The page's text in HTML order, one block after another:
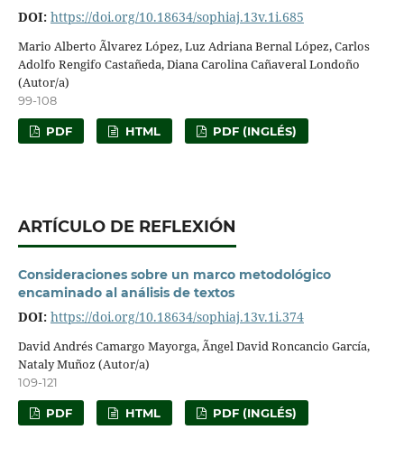
DOI: https://doi.org/10.18634/sophiaj.13v.1i.685
Mario Alberto Ãlvarez López, Luz Adriana Bernal López, Carlos
Adolfo Rengifo Castañeda, Diana Carolina Cañaveral Londoño
(Autor/a)
99-108
PDF HTML PDF (INGLÉS)
ARTÍCULO DE REFLEXIÓN
Consideraciones sobre un marco metodológico
encaminado al análisis de textos
DOI: https://doi.org/10.18634/sophiaj.13v.1i.374
David Andrés Camargo Mayorga, Ãngel David Roncancio García,
Nataly Muñoz (Autor/a)
109-121
PDF HTML PDF (INGLÉS)